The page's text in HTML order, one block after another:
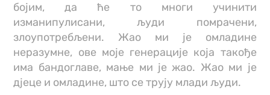
бојим, да ће то многи учинити
изманипулисани, људи помрачени,
злоупотребљени. Жао ми је омладине
неразумне, ове моје генерације која такође
има бандоглаве, мање ми је жао. Жао ми је
дјеце и омладине, што се трују млади људи.